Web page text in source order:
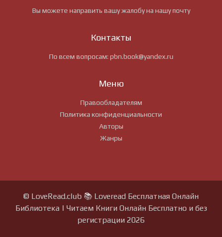
Вы можете направить вашу жалобу на нашу почту
Контакты
По всем вопросам: pbn.book@yandex.ru
Меню
Правообладателям
Политика конфиденциальности
Авторы
Жанры
© LoveRead.club 📚 Loveread Бесплатная Онлайн
Библиотека | Читаем Книги Онлайн Бесплатно и без
регистрации 2026